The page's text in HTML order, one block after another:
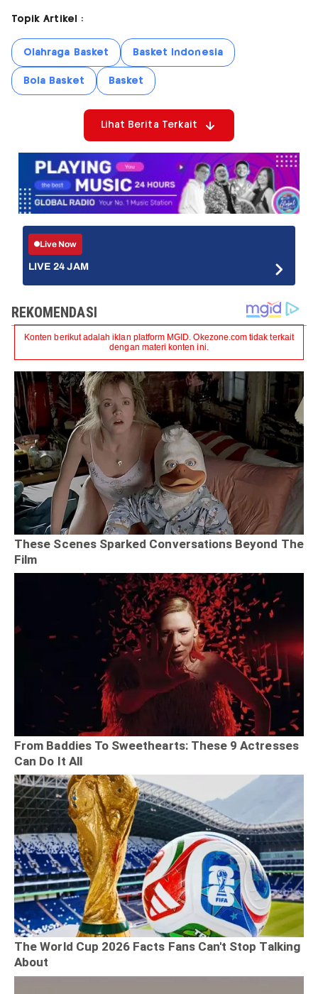
Topik Artikel :
Olahraga Basket Basket Indonesia
Bola Basket Basket
Lihat Berita Terkait
Live Now
LIVE 24 JAM